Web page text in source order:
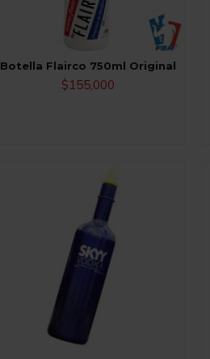
Botella Flairco 750ml Original
$155,000